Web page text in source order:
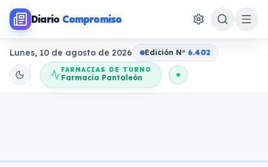
Diario Compromiso
Lunes, 10 de agosto de 2026 Edición No 6.402
FARMACIAS DE TURNO
Farmacia Pantaleón